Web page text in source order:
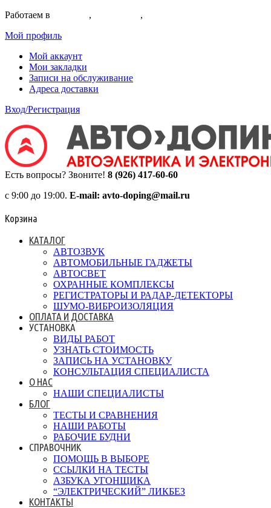
Работаем в , ,
Мой профиль
Мой аккаунт
Мои закладки
Записи на обслуживание
Адреса доставки
Вход/Регистрация
Есть вопросы? Звоните! 8 (926) 417-60-60
с 9:00 до 19:00. E-mail: avto-doping@mail.ru
Корзина
КАТАЛОГ
АВТОЗВУК
АВТОМОБИЛЬНЫЕ ГАДЖЕТЫ
АВТОСВЕТ
ОХРАННЫЕ КОМПЛЕКСЫ
РЕГИСТРАТОРЫ И РАДАР-ДЕТЕКТОРЫ
ШУМО-ВИБРОИЗОЛЯЦИЯ
ОПЛАТА И ДОСТАВКА
УСТАНОВКА
ВИДЫ РАБОТ
УЗНАТЬ СТОИМОСТЬ
ЗАПИСЬ НА УСТАНОВКУ
КОНСУЛЬТАЦИЯ СПЕЦИАЛИСТА
О НАС
НАШИ СПЕЦИАЛИСТЫ
БЛОГ
ТЕСТЫ И СРАВНЕНИЯ
НАШИ РАБОТЫ
РАБОЧИЕ БУДНИ
СПРАВОЧНИК
ПОМОЩЬ В ВЫБОРЕ
ССЫЛКИ НА ТЕСТЫ
АЗБУКА УГОНЩИКА
“ЭЛЕКТРИЧЕСКИЙ” ЛИКБЕЗ
КОНТАКТЫ